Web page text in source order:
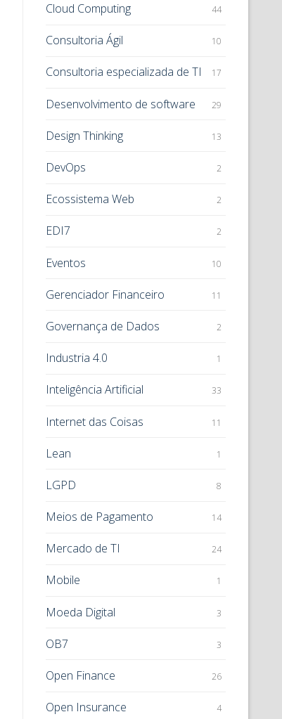
Cloud Computing 44
Consultoria Ágil 10
Consultoria especializada de TI 17
Desenvolvimento de software 29
Design Thinking 13
DevOps 2
Ecossistema Web 2
EDI7 2
Eventos 10
Gerenciador Financeiro 11
Governança de Dados 2
Industria 4.0 1
Inteligência Artificial 33
Internet das Coisas 11
Lean 1
LGPD 8
Meios de Pagamento 14
Mercado de TI 24
Mobile 1
Moeda Digital 3
OB7 3
Open Finance 26
Open Insurance 4